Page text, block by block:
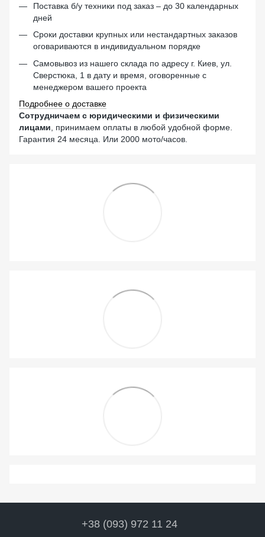
Поставка б/у техники под заказ – до 30 календарных
дней
Сроки доставки крупных или нестандартных заказов
оговариваются в индивидуальном порядке
Самовывоз из нашего склада по адресу г. Киев, ул.
Сверстюка, 1 в дату и время, оговоренные с
менеджером вашего проекта
Подробнее о доставке
Сотрудничаем с юридическими и физическими
лицами , принимаем оплаты в любой удобной форме.
Гарантия 24 месяца. Или 2000 мото/часов.
+38 (093) 972 11 24